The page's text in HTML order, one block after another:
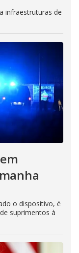
infraestruturas de
o dispositivo, é
suprimentos à